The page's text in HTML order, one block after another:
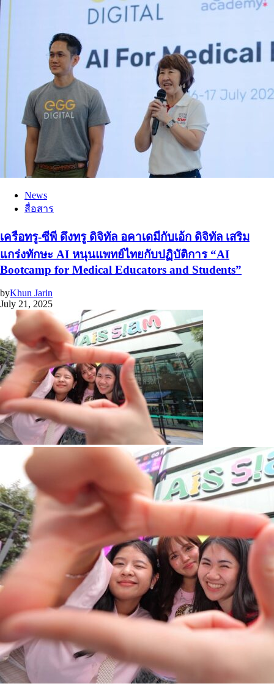
News
สื่อสาร
เครือทรู-ซีพี ดึงทรู ดิจิทัล อคาเดมีกับเอ้ก ดิจิทัล เสริม
แกร่งทักษะ AI หนุนแพทย์ไทยกับปฏิบัติการ “AI
Bootcamp for Medical Educators and Students”
byKhun Jarin
July 21, 2025